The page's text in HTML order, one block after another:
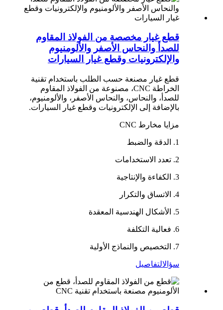
قطع غيار مخصصة من الفولاذ المقاوم
للصدأ والنحاس الأصفر والألومنيوم
والإلكترونيات وقطع غيار السيارات
قطع غيار مصنعة حسب الطلب باستخدام تقنية
الخراطة CNC، مصنوعة من الفولاذ المقاوم
للصدأ، والنحاس، والنحاس الأصفر، والألومنيوم،
بالإضافة إلى الإلكترونيات وقطع غيار السيارات.
مزايا مخارط CNC
1. الدقة والضبط
2. تعدد الاستخدامات
3. الكفاءة والإنتاجية
4. الاتساق والتكرار
5. الأشكال الهندسية المعقدة
6. فعالية التكلفة
7. التخصيص والنماذج الأولية
سؤالالتفاصيل